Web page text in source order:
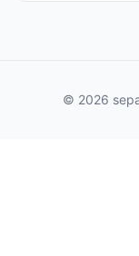
© 2026